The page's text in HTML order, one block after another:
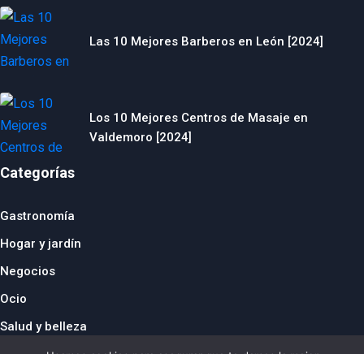
Las 10 Mejores Barberos en León [2024]
Los 10 Mejores Centros de Masaje en
Valdemoro [2024]
Categorías
Gastronomía
Hogar y jardín
Negocios
Ocio
Salud y belleza